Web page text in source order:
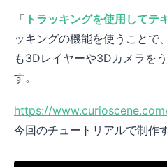
「 トラッキングを使用してテ
ッキングの機能を使うことで
も3Dレイヤーや3Dカメラを
す。
https://
今回のチュートリアルで制作